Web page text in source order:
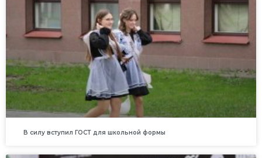
В силу вступил ГОСТ для школьной формы